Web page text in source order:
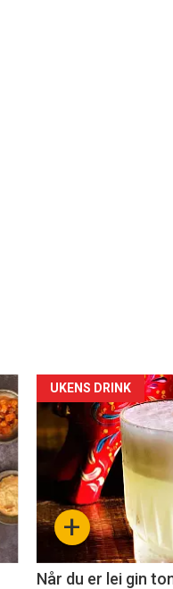
Forsiden
akkurat
nå
-
+
UKENS DRINK
Når du er lei gin